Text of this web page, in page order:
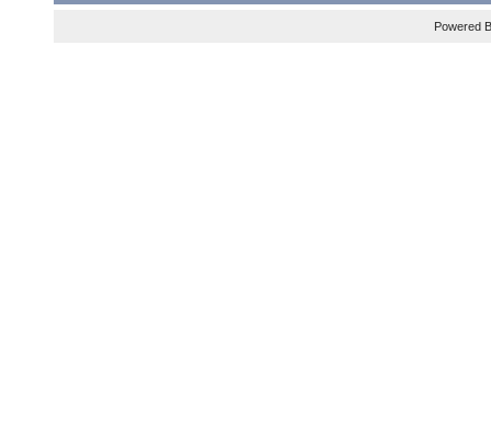
Powered